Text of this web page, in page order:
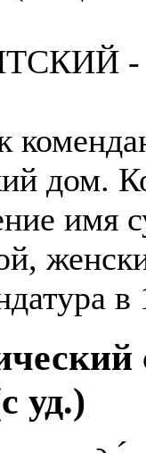
-
дом.
имя
в
уд.)